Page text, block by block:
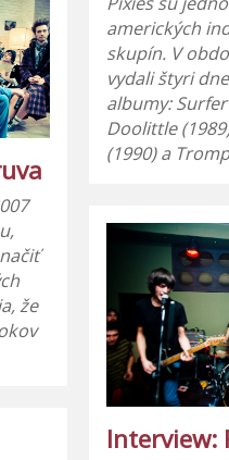
amerických
skupín. V
vydali štyri
albumy: Surfer
Doolittle
(1990) a
že
Interview: